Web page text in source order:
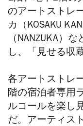
のアートストレ
カ（ KOSAKU
（ NANZUKA）
し、
「見せる収
各アートストレ
階の宿泊者専用
ルコールを楽し
だ。
アーティス